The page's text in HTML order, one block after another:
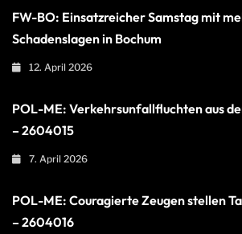
FW-BO: Einsatzreicher Samstag mit
Schadenslagen in Bochum
12. April 2026
POL-ME: Verkehrsunfallfluchten aus
– 2604015
7. April 2026
POL-ME: Couragierte Zeugen stellen
– 2604016